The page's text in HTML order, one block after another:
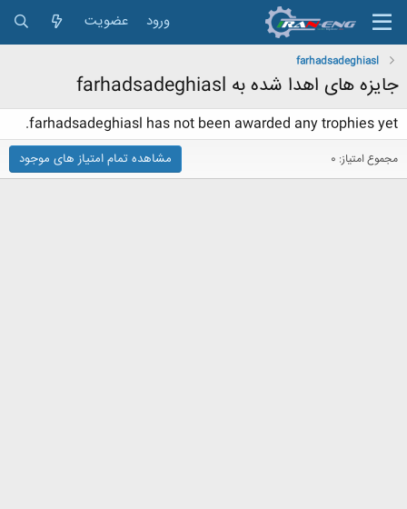
ورود عضویت
farhadsadeghiasl
جایزه های اهدا شده به farhadsadeghiasl
farhadsadeghiasl has not been awarded any trophies yet.
مجموع امتیاز: 0 مشاهده تمام امتیاز های موجود